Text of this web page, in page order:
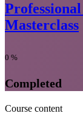
Masterclass
0 %
Completed
Course content